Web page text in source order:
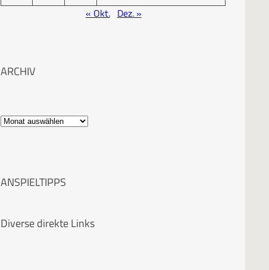
« Okt. Dez. »
ARCHIV
A
i
ANSPIELTIPPS
Diverse direkte Links